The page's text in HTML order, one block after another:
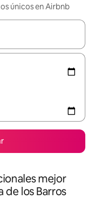
únicos en Airbnb
navega con las
mejor
de los Barros